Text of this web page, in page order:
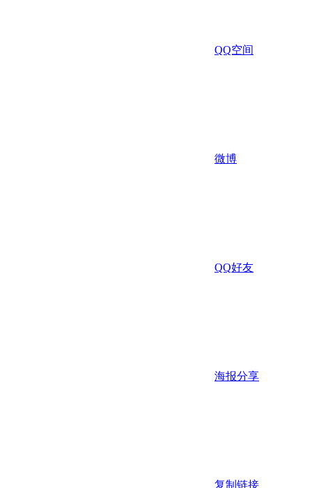
QQ空间
微博
QQ好友
海报分享
复制链接